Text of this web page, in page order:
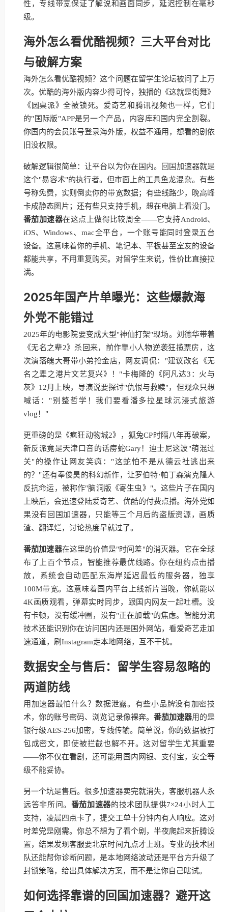
性，专线带宽保证了解说和画面同步，延迟控制在毫秒
级。
海外怎么看优酷视频？三大平台对比
与破解方案
海外怎么看优酷视频？这个问题在留学生论坛被问了上万
次。优酷的海外版内容少得可怜，独播的《这就是街舞》
《圆桌派》全被锁死。爱奇艺和腾讯视频也一样，它们
的"国际版"APP是另一个产品，内容库和国内完全割裂。
你国内的会员账号登录海外版，权益不通用，想看的剧依
旧没权限。
破解逻辑很简单：让平台以为你在国内。回国加速器就是
这个"易容术"的执行者。但市面上的工具鱼龙混杂。有些
号称免费，实则倒卖你的带宽数据；有些线路少，晚高峰
卡成静态图片；还有些只支持手机，想在电脑上看没门。
番茄加速器在这点上做得比较周全——它支持Android、
iOS、Windows、mac全平台，一个账号能同时登录五台
设备。这意味着你的手机、笔记本、平板甚至室友的设备
都能共享，不用重复购买。对留学生来说，性价比直接拉
满。
2025年国产片单曝光：这些爆款海
外党不能错过
2025年的电影院要变成大型"神仙打架"现场。刘德华带着
《无名之辈2》杀回来，前作靠小人物逆袭狂揽票房，这
次演落魄大哥带小弟抢金店，网友调侃："建议改名《无
名之辈之港片文艺复兴》！"卡梅隆的《阿凡达3：火与
灰》12月上映，导演说要探讨"仇恨与救赎"，但观众只想
喊话："别整哲学！我们要看潘多拉星球沉浸式旅游
vlog！"
更重磅的是《疯狂动物城2》，狐兔CP时隔八年再破案，
新反派竟是天津口音的话痨蛇Gary！迪士尼这波"萌混过
关"的操作让网友笑疯："这蛇怕不是从德云社逃出来
的？"还有奉俊昊的科幻新作，让罗伯特·帕丁森演克隆人
反抗命运，被称作"脑洞版《寄生虫》"。这些片子在国内
上映后，会迅速登陆爱奇艺、优酷的付费点播。海外党如
果没有回国加速器，只能等三个月后的盗版资源，画质
渣、翻译烂，讨论热度早就过了。
番茄加速器在这里的价值是"时间差"的消灭器。它在全球
布了上百个节点，智能推荐最优线路。你在纽约点击播
放，系统会自动匹配东海岸延迟最低的服务器，独享
100M带宽。这意味着国内平台上线新片当晚，你就能以
4K画质观看，弹幕实时同步，跟国内网友一起吐槽。没
有卡顿，没有缓冲圈，没有"正在加载"的焦虑。智能分流
技术还能识别你在访问国内还是国外网站，看爱奇艺走加
速通道，刷Instagram走本地网络，互不干扰。
数据安全与售后：留学生容易忽略的
两道防线
用加速器最怕什么？数据泄露。有些小品牌没有加密技
术，你的账号密码、浏览记录像裸奔。 番茄加速器用的是
银行级AES-256加密，专线传输。简单说，你的数据被打
包成密文，即使被拦截也解不开。这对留学生尤其重要
——你不仅在看剧，还可能用国内网银、支付宝，安全等
级不能妥协。
另一个坑是售后。很多加速器卖完就消失，客服机器人永
远答非所问。 番茄加速器的技术团队提供7×24小时人工
支持，凌晨四点卡了，提交工单十分钟内有人响应。这对
时差党是刚需。你总不想为了看个剧，半夜爬起来折腾设
置，结果发现客服要北京时间九点才上班。专业的技术团
队还能帮你诊断问题，是本地网络波动还是平台方升级了
封锁策略，给出具体解决方案，而不是让你自己瞎试。
如何选择靠谱的回国加速器？避开这